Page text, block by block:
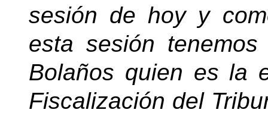
sesión de hoy y
esta sesión
Bolaños quien es la
Fiscalización del